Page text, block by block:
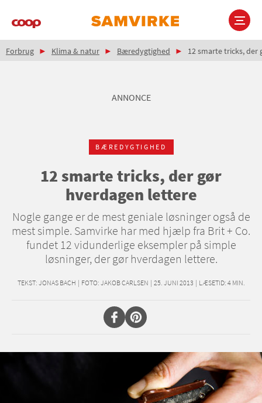
Main
Brødkrumme
Forbrug Klima & natur Bæredygtighed 12 smarte tricks,
ANNONCE
BÆREDYGTIGHED
12 smarte tricks, der gør
hverdagen lettere
Nogle gange er de mest geniale løsninger også de
mest simple. Samvirke har med hjælp fra Brit + Co.
fundet 12 vidunderlige eksempler på simple
løsninger, der gør hverdagen lettere.
TEKST: JONAS BACH | FOTO: JAKOB CARLSEN | 25. JUNI 2013 | LÆSETID: 4 MIN.